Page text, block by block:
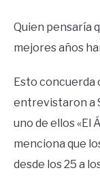
Quien pensaría
mejores años
Esto concuerda
entrevistaron a
uno de ellos «El
menciona que
desde los 25 a